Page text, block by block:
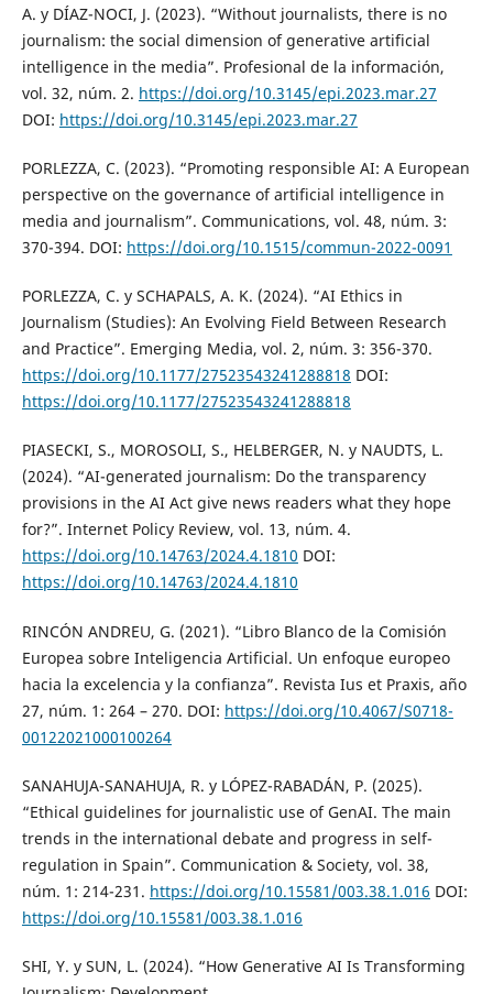
A. y DÍAZ-NOCI, J. (2023). “Without journalists, there is no
journalism: the social dimension of generative artificial
intelligence in the media”. Profesional de la información,
vol. 32, núm. 2. https://doi.org/10.3145/epi.2023.mar.27
DOI: https://doi.org/10.3145/epi.2023.mar.27
PORLEZZA, C. (2023). “Promoting responsible AI: A European
perspective on the governance of artificial intelligence in
media and journalism”. Communications, vol. 48, núm. 3:
370-394. DOI: https://doi.org/10.1515/commun-2022-0091
PORLEZZA, C. y SCHAPALS, A. K. (2024). “AI Ethics in
Journalism (Studies): An Evolving Field Between Research
and Practice”. Emerging Media, vol. 2, núm. 3: 356-370.
https://doi.org/10.1177/27523543241288818 DOI:
https://doi.org/10.1177/27523543241288818
PIASECKI, S., MOROSOLI, S., HELBERGER, N. y NAUDTS, L.
(2024). “AI-generated journalism: Do the transparency
provisions in the AI Act give news readers what they hope
for?”. Internet Policy Review, vol. 13, núm. 4.
https://doi.org/10.14763/2024.4.1810 DOI:
https://doi.org/10.14763/2024.4.1810
RINCÓN ANDREU, G. (2021). “Libro Blanco de la Comisión
Europea sobre Inteligencia Artificial. Un enfoque europeo
hacia la excelencia y la confianza”. Revista Ius et Praxis, año
27, núm. 1: 264 – 270. DOI: https://doi.org/10.4067/S0718-
00122021000100264
SANAHUJA-SANAHUJA, R. y LÓPEZ-RABADÁN, P. (2025).
“Ethical guidelines for journalistic use of GenAI. The main
trends in the international debate and progress in self-
regulation in Spain”. Communication & Society, vol. 38,
núm. 1: 214-231. https://doi.org/10.15581/003.38.1.016 DOI:
https://doi.org/10.15581/003.38.1.016
SHI, Y. y SUN, L. (2024). “How Generative AI Is Transforming